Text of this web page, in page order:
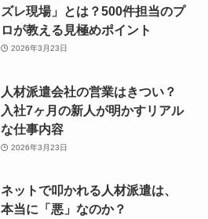
ズレ現場」とは？500件担当のプ
ロが教える見極めポイント
2026年3月23日
人材派遣会社の営業はきつい？
入社7ヶ月の新人が明かすリアル
な仕事内容
2026年3月23日
ネットで叩かれる人材派遣は、
本当に「悪」なのか？